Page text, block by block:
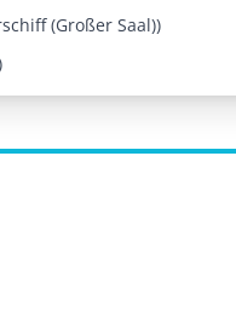
(Großer Saal))